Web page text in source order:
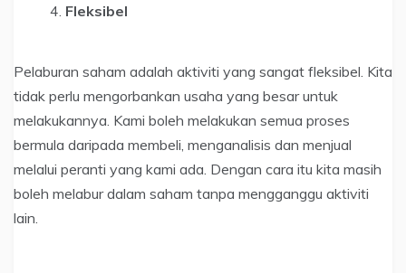
Fleksibel
Pelaburan saham adalah aktiviti yang sangat fleksibel. Kita
tidak perlu mengorbankan usaha yang besar untuk
melakukannya. Kami boleh melakukan semua proses
bermula daripada membeli, menganalisis dan menjual
melalui peranti yang kami ada. Dengan cara itu kita masih
boleh melabur dalam saham tanpa mengganggu aktiviti
lain.